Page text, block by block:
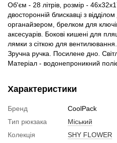
Об'єм - 28 літрів, розмір -
двосторонній блискавці з
органайзером, брелком для
аксесуарів. Бокові кишені для
лямки з сіткою для
Зручна ручка. Посилене дно.
Матеріал - водонепроникний
Характеристики
Бренд
CoolPack
Тип рюкзака
Міський
Колекція
SHY FLOWER